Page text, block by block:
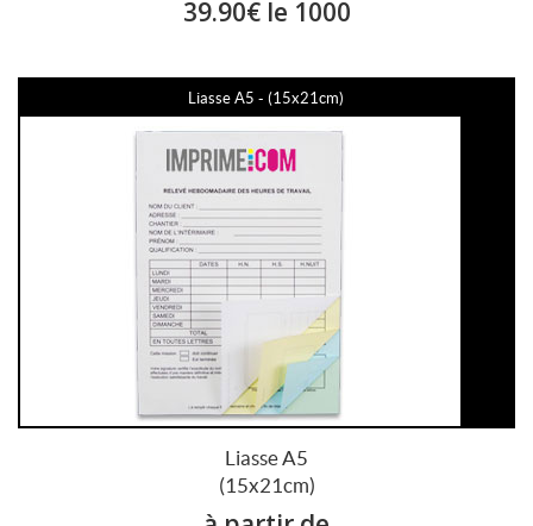
39.90€ le 1000
Liasse A5 - (15x21cm)
Liasse A5
(15x21cm)